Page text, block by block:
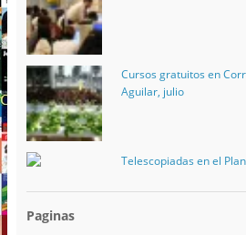
Cursos gratuitos en
Aguilar, julio
Telescopiadas en el
Paginas